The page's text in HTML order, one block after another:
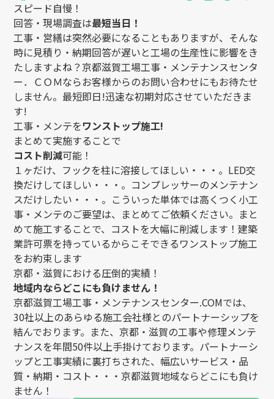
スピード自慢！
回答・現場調査は最短当日！
工事・営繕は突然必要になることもありますが、そんな
時に見積り・納期回答が遅いと工場の生産性に影響をき
たしますよね？京都滋賀工場工事・メンテナンスセンタ
ー．ＣＯＭならお客様からのお問い合わせにもお待たせ
しません。最短即日!迅速な初期対応させていただきま
す!
工事・メンテをワンストップ施工!
まとめて実施することで
コスト削減可能！
１ヶだけ、フックを柱に溶接してほしい・・・。LED交
換だけしてほしい・・・。コンプレッサーのメンテナン
スだけしたい・・・。こういった単体では高くつく小工
事・メンテのご要望は、まとめてご依頼ください。まと
めて施工することで、コストを大幅に削減します！建築
業許可票を持っているからこそできるワンストップ施工
をお約束します
京都・滋賀における圧倒的実績！
地域内ならどこにも負けません！
京都滋賀工場工事・メンテナンスセンター.COMでは、
30社以上のあらゆる施工会社様とのパートナーシップを
結んでおります。また、京都・滋賀の工事や修理メンテ
ナンスを年間50件以上手掛けております。パートナーシ
ップと工事実績に裏打ちされた、幅広いサービス・品
質・納期・コスト・・・京都滋賀地域ならどこにも負け
ません！